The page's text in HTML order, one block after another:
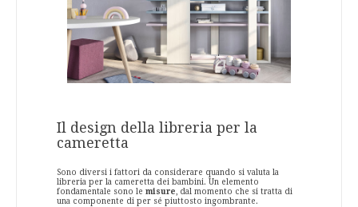
Il design della libreria per la
cameretta
Sono diversi i fattori da considerare quando si valuta la
libreria per la cameretta dei bambini. Un elemento
fondamentale sono le misure, dal momento che si tratta di
una componente di per sé piuttosto ingombrante.